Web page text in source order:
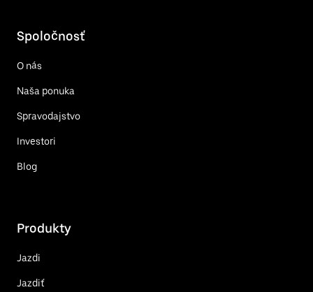
Spoločnosť
O nás
Naša ponuka
Spravodajstvo
Investori
Blog
Produkty
Jazdi
Jazdiť